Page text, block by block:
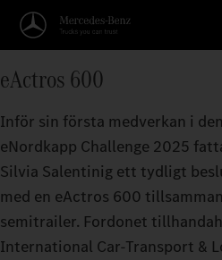
eActros 600
Inför sin första medverkan i
eNordkapp Challenge 2025
Silvia Salentinig ett tydligt
med en eActros 600
semitrailer. Fordonet
International Car-Transport &